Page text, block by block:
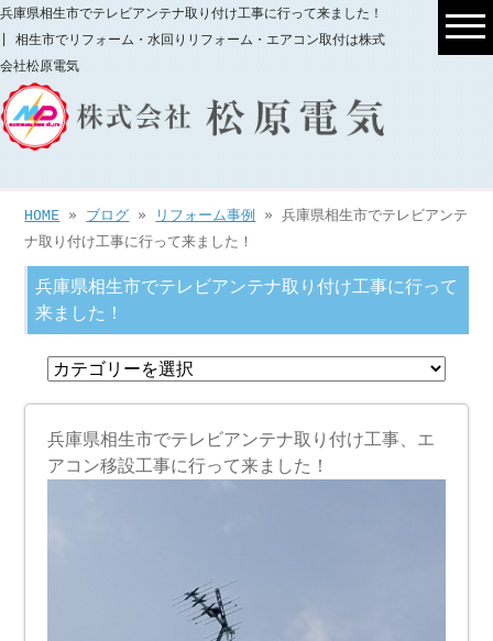
兵庫県相生市でテレビアンテナ取り付け工事に行って来ました！
| 相生市でリフォーム・水回りリフォーム・エアコン取付は株式
会社松原電気
HOME » ブログ » リフォーム事例
» 兵庫県相生市でテレビアンテ
ナ取り付け工事に行って来ました！
兵庫県相生市でテレビアンテナ取り付け工事に行って
来ました！
兵庫県相生市でテレビアンテナ取り付け工事、エ
アコン移設工事に行って来ました！